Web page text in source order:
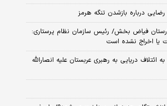
درباره بازشدن تنگه هرمز
فیاض بخش/ رئیس سازمان نظام پرستاری:
یا اخراج نشده است
دریایی به رهبری عربستان علیه انصارالله